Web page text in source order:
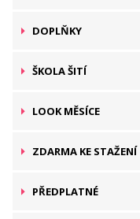
DOPLŇKY
ŠKOLA ŠITÍ
LOOK MĚSÍCE
ZDARMA KE STAŽENÍ
PŘEDPLATNÉ